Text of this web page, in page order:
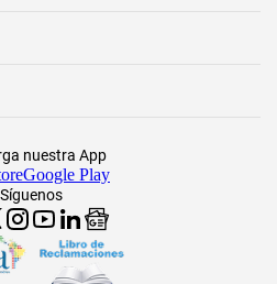
Síguenos
nuestra App
Google Play